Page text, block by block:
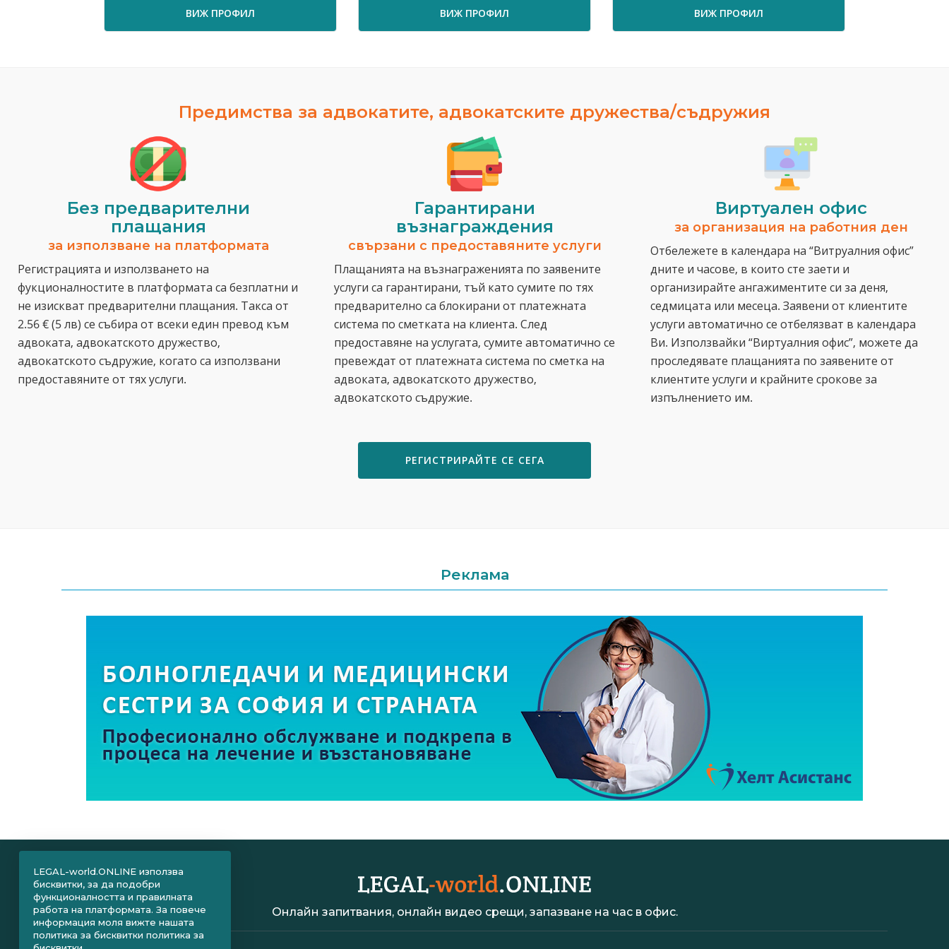
ВИЖ ПРОФИЛ ВИЖ ПРОФИЛ ВИЖ ПРОФИЛ
Предимства за адвокатите, адвокатските дружества/съдружия
Без предварителни
плащания
за използване на платформата
Регистрацията и използването на
фукционалностите в платформата са безплатни и
не изискват предварителни плащания. Такса от
2.56 € (5 лв) се събира от всеки един превод към
адвоката, адвокатското дружество,
адвокатското съдружие, когато са използвани
предоставяните от тях услуги.
Гарантирани
възнаграждения
свързани с предоставяните услуги
Плащанията на възнаграженията по заявените
услуги са гарантирани, тъй като сумите по тях
предварително са блокирани от платежната
система по сметката на клиента. След
предоставяне на услугата, сумите автоматично се
превеждат от платежната система по сметка на
адвоката, адвокатското дружество,
адвокатското съдружие.
Виртуален офис
за организация на работния ден
Отбележете в календара на “Витруалния офис”
дните и часове, в които сте заети и
организирайте ангажиментите си за деня,
седмицата или месеца. Заявени от клиентите
услуги автоматично се отбелязват в календара
Ви. Използвайки “Виртуалния офис”, можете да
проследявате плащанията по заявените от
клиентите услуги и крайните срокове за
изпълнението им.
РЕГИСТРИРАЙТЕ СЕ СЕГА
Реклама
Онлайн запитвания, онлайн видео срещи, запазване на час в офис.
LEGAL-world.ONLINE използва
бисквитки, за да подобри
функционалността и правилната
работа на платформата. За повече
информация моля вижте нашата
политика за бисквитки политика за